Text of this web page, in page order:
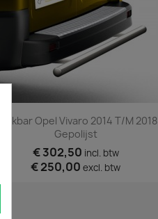
Snel bekijken
Backbar Opel Vivaro 2014 T/m 2018
Gepolijst
€ 302,50 incl. btw
€ 250,00 excl. btw